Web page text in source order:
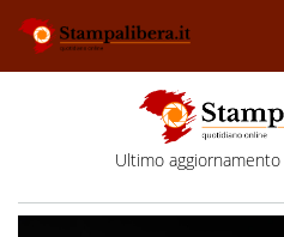
Ultimo aggiornamento